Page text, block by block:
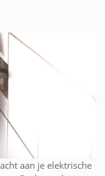
aan je elektrische